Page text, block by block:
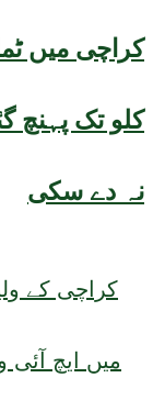
کلو تک پہنچ
نہ دے سکی